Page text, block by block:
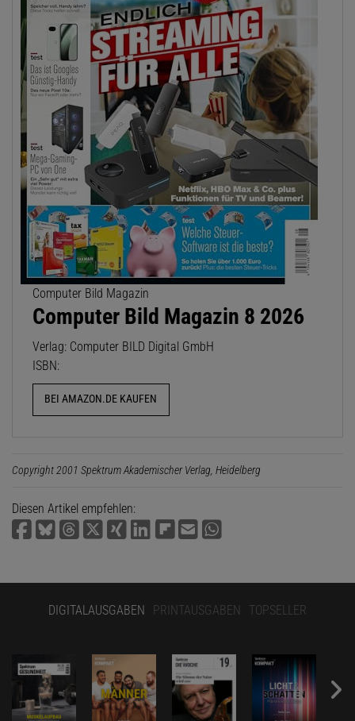
Computer Bild Magazin
Computer Bild Magazin 8 2026
Verlag: Computer BILD Digital GmbH
ISBN:
BEI AMAZON.DE KAUFEN
Copyright 2001 Spektrum Akademischer Verlag, Heidelberg
Diesen Artikel empfehlen:
DIGITALAUSGABEN PRINTAUSGABEN TOPSELLER